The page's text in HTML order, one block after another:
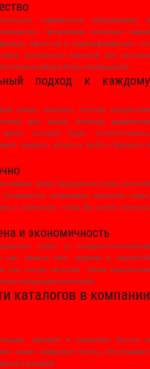
современное оборудование и
Предлагаем несколько видов
офсетную и широкоформатную, что
потребности клиентов. Все каталоги
на каждом этапе производства.
подход к каждому
клиент уникален, поэтому предлагаем
для заказа. Команда дизайнеров
который будет соответствовать
заказать каталоги любого формата и
сроки? Предлагаем услуги срочной
оперативно выполнят заказ,
и сложности, чтобы Вы могли получить
и экономичность
услуги по конкурентоспособным
нас, можете быть уверены в недорогой
без потери качества. Также предлагаем
продукцию доступной.
каталогов в компании
тиражей и позволяет быстро и
заказ. Цифровая печать обеспечивает
и деталей.